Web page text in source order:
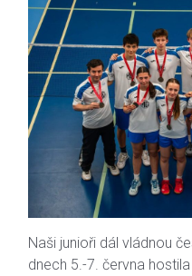
Naši junioři dál vládnou
dnech 5.-7. června